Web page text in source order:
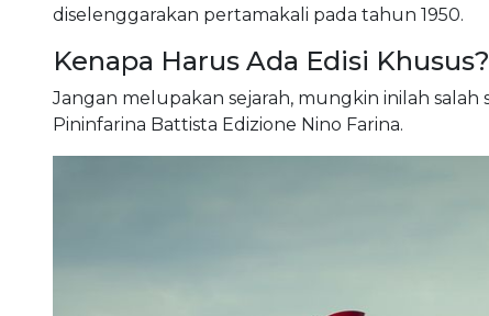
diselenggarakan pertamakali pada tahun 1950.
Kenapa Harus Ada Edisi Khusus?
Jangan melupakan sejarah, mungkin inilah
Pininfarina Battista Edizione Nino Farina.